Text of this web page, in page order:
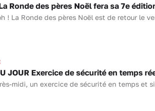
Ronde des pères Noël fera sa 7e
! La Ronde des pères Noël est de retour le
JOUR Exercice de sécurité en temps
midi, un exercice de sécurité en temps et